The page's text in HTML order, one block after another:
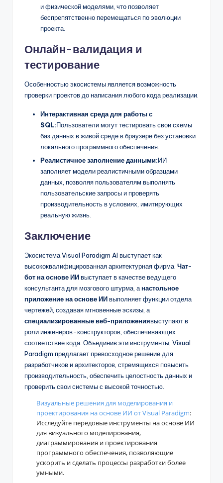
и физической моделями, что позволяет
беспрепятственно перемещаться по эволюции
проекта.
Онлайн-валидация и
тестирование
Особенностью экосистемы является возможность
проверки проектов до написания любого кода реализации.
Интерактивная среда для работы с
SQL:Пользователи могут тестировать свои схемы
баз данных в живой среде в браузере без установки
локального программного обеспечения.
Реалистичное заполнение данными:ИИ
заполняет модели реалистичными образцами
данных, позволяя пользователям выполнять
пользовательские запросы и проверять
производительность в условиях, имитирующих
реальную жизнь.
Заключение
Экосистема Visual Paradigm AI выступает как
высококвалифицированная архитектурная фирма. Чат-
бот на основе ИИвыступает в качестве ведущего
консультанта для мозгового штурма, анастольное
приложение на основе ИИвыполняет функции отдела
чертежей, создавая мгновенные эскизы, а
специализированные веб-приложениявыступают в
роли инженеров-конструкторов, обеспечивающих
соответствие кода. Объединив эти инструменты, Visual
Paradigm предлагает превосходное решение для
разработчиков и архитекторов, стремящихся повысить
производительность, обеспечить целостность данных и
проверить свои системы с высокой точностью.
Визуальные решения для моделирования и
проектирования на основе ИИ от Visual Paradigm:
Исследуйте передовые инструменты на основе ИИ
для визуального моделирования,
диаграммирования и проектирования
программного обеспечения, позволяющие
ускорить и сделать процессы разработки более
умными.